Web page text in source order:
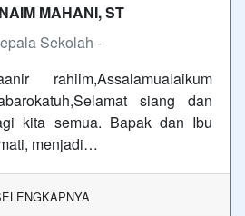
MAHANI, ST
Sekolah -
rahiim,Assalamualaikum
siang dan
kita semua. Bapak dan Ibu
menjadi…